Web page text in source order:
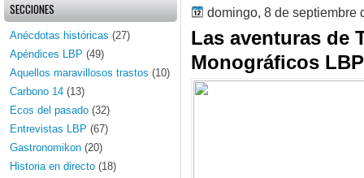
domingo, 8 de septiembre
Las aventuras de
Monográficos LBP
SECCIONES
Anécdotas históricas (27)
Apéndices LBP (49)
Aquellos maravillosos trastos (10)
Carbono 14 (13)
Ecos del pasado (32)
Entrevistas LBP (67)
Gastronomikon (20)
Historia en directo (18)